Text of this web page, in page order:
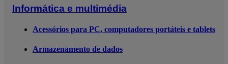
Informática e multimédia
Acessórios para PC, computadores portáteis e tablets
Armazenamento de dados